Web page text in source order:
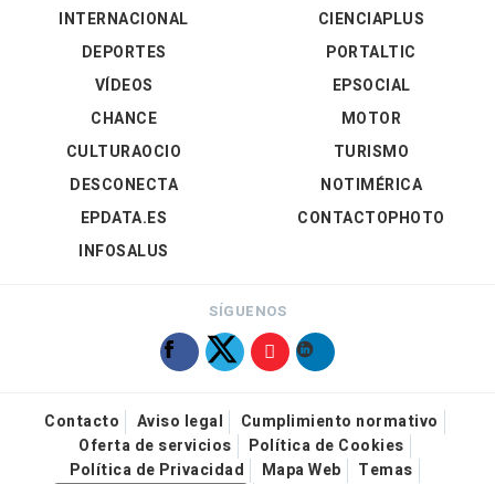
INTERNACIONAL
DEPORTES
VÍDEOS
CIENCIAPLUS
PORTALTIC
EPSOCIAL
CHANCE
CULTURAOCIO
DESCONECTA
EPDATA.ES
INFOSALUS
MOTOR
TURISMO
NOTIMÉRICA
CONTACTOPHOTO
SÍGUENOS
Contacto Aviso legal
Cumplimiento normativo
Oferta de servicios
Política de Cookies
Política de Privacidad
Mapa Web Temas